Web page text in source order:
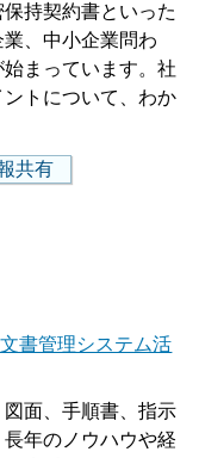
持契約書といった
、中小企業問わ
まっています。社
トについて、わか
共有
書管理システム活
面、手順書、指示
年のノウハウや経